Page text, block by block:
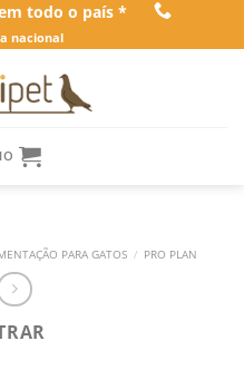
todo o país *
nacional
PARA GATOS / PRO PLAN